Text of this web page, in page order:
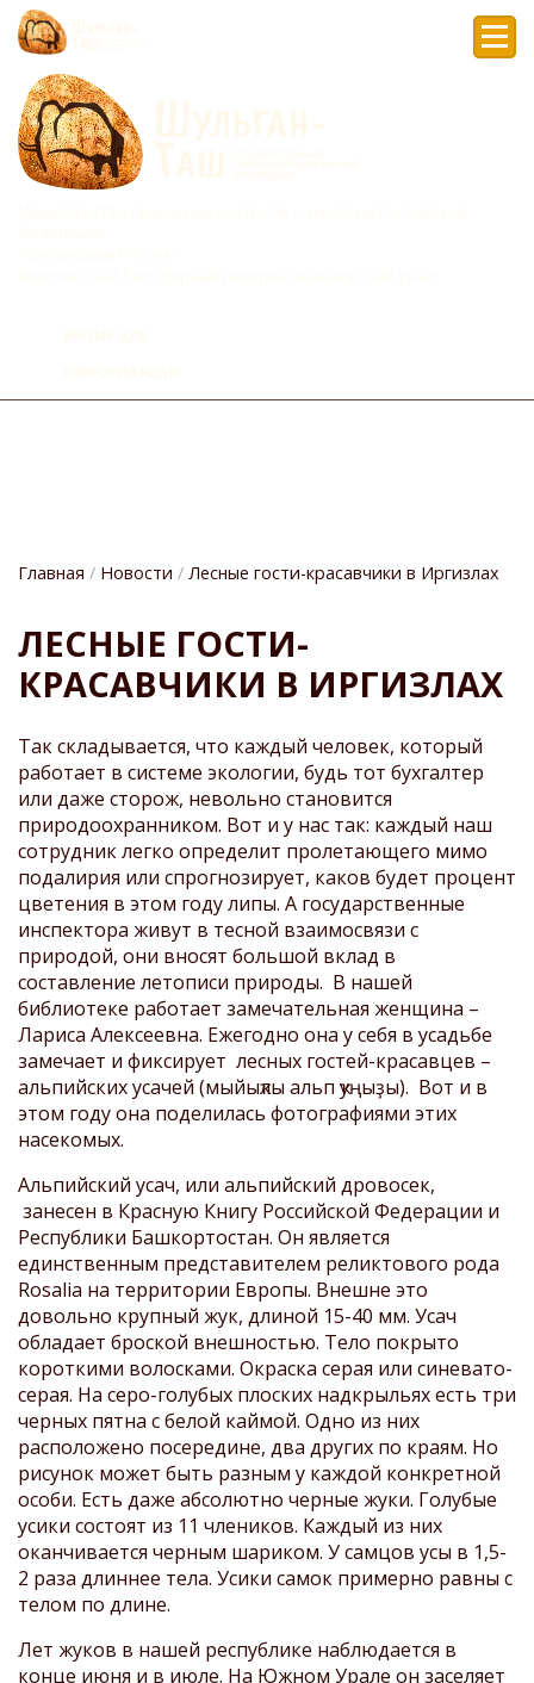
СТРОКА
НАВИГАЦИИ
Главная Новости Лесные гости-красавчики в Иргизлах
ЛЕСНЫЕ ГОСТИ-
КРАСАВЧИКИ В ИРГИЗЛАХ
Так складывается, что каждый человек, который
работает в системе экологии, будь тот бухгалтер
или даже сторож, невольно становится
природоохранником. Вот и у нас так: каждый наш
сотрудник легко определит пролетающего мимо
подалирия или спрогнозирует, каков будет процент
цветения в этом году липы. А государственные
инспектора живут в тесной взаимосвязи с
природой, они вносят большой вклад в
составление летописи природы. В нашей
библиотеке работает замечательная женщина –
Лариса Алексеевна. Ежегодно она у себя в усадьбе
замечает и фиксирует лесных гостей-красавцев –
альпийских усачей (мыйыҡлы альп ҡуңыҙы). Вот и в
этом году она поделилась фотографиями этих
насекомых.
Альпийский усач, или альпийский дровосек,
занесен в Красную Книгу Российской Федерации и
Республики Башкортостан. Он является
единственным представителем реликтового рода
Rosalia на территории Европы. Внешне это
довольно крупный жук, длиной 15-40 мм. Усач
обладает броской внешностью. Тело покрыто
короткими волосками. Окраска серая или синевато-
серая. На серо-голубых плоских надкрыльях есть три
черных пятна с белой каймой. Одно из них
расположено посередине, два других по краям. Но
рисунок может быть разным у каждой конкретной
особи. Есть даже абсолютно черные жуки. Голубые
усики состоят из 11 члеников. Каждый из них
оканчивается черным шариком. У самцов усы в 1,5-
2 раза длиннее тела. Усики самок примерно равны с
телом по длине.
Лет жуков в нашей республике наблюдается в
конце июня и в июле. На Южном Урале он заселяет